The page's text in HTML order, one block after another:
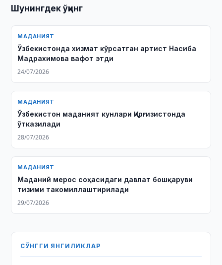
Шунингдек ўқинг
МАДАНИЯТ
Ўзбекистонда хизмат кўрсатган артист Насиба
Мадрахимова вафот этди
24/07/2026
МАДАНИЯТ
Ўзбекистон маданият кунлари Қирғизистонда
ўтказилади
28/07/2026
МАДАНИЯТ
Маданий мерос соҳасидаги давлат бошқаруви
тизими такомиллаштирилади
29/07/2026
СЎНГГИ ЯНГИЛИКЛАР